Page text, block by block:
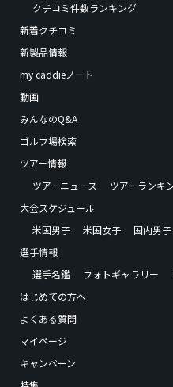
クチコミ件数ランキング
新着クチコミ
新製品情報
my caddieノート
動画
みんなのQ&A
ゴルフ場検索
ツアー情報
ツアーニュース
ツアーランキ
大会スケジュール
米国男子
米国女子 国内男子
選手情報
選手名鑑
フォトギャラリー
はじめての方へ
よくある質問
マイページ
キャンペーン